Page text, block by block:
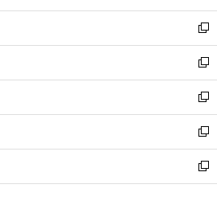
開
く
ウ
で
開
く
ン
ド
ウ
で
開
く
ウ
ィ
ン
ド
ウ
で
開
く
し
い
ウ
ィ
ン
ド
ウ
で
開
く
新
し
い
ウ
ィ
ン
ド
ウ
で
開
新
し
い
ウ
ィ
ン
ド
ウ
新
し
い
ウ
ィ
ン
新
し
い
ウ
新
し